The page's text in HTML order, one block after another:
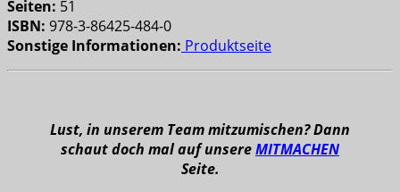
Seiten: 51
ISBN: 978-3-86425-484-0
Sonstige Informationen: Produktseite
Lust, in unserem Team mitzumischen? Dann
schaut doch mal auf unsereMITMACHEN
Seite.